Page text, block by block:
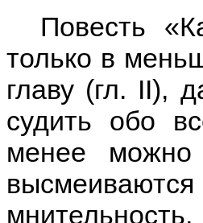
Повесть
только в
главу (гл. II),
судить обо
менее можно